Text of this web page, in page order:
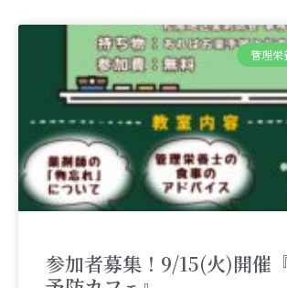
管理栄
参加者募集！9/15(火)開催